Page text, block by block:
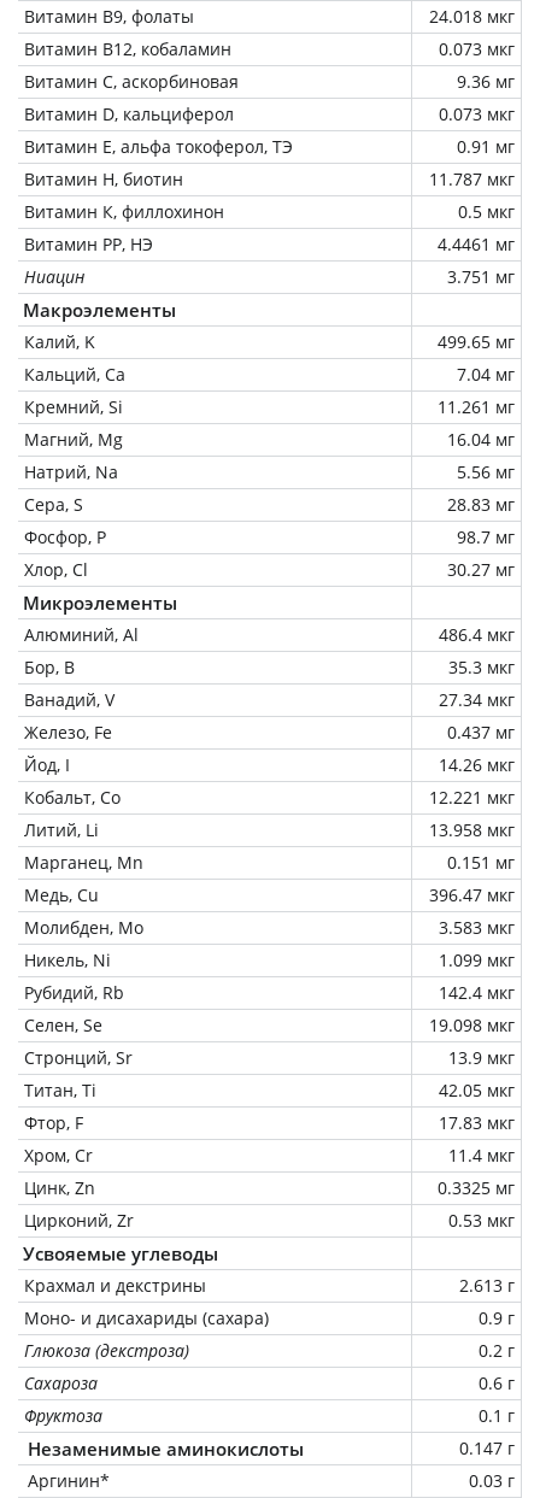
Витамин В9, фолаты
24.018 мкг
Витамин В12, кобаламин
0.073 мкг
Витамин C, аскорбиновая
9.36 мг
Витамин D, кальциферол
0.073 мкг
Витамин Е, альфа токоферол, ТЭ
0.91 мг
Витамин Н, биотин
11.787 мкг
Витамин К, филлохинон
0.5 мкг
Витамин РР, НЭ
4.4461 мг
Ниацин
3.751 мг
Макроэлементы
Калий, K
499.65 мг
Кальций, Ca
7.04 мг
Кремний, Si
11.261 мг
Магний, Mg
16.04 мг
Натрий, Na
5.56 мг
Сера, S
28.83 мг
Фосфор, P
98.7 мг
Хлор, Cl
30.27 мг
Микроэлементы
Алюминий, Al
486.4 мкг
Бор, B
35.3 мкг
Ванадий, V
27.34 мкг
Железо, Fe
0.437 мг
Йод, I
14.26 мкг
Кобальт, Co
12.221 мкг
Литий, Li
13.958 мкг
Марганец, Mn
0.151 мг
Медь, Cu
396.47 мкг
Молибден, Mo
3.583 мкг
Никель, Ni
1.099 мкг
Рубидий, Rb
142.4 мкг
Селен, Se
19.098 мкг
Стронций, Sr
13.9 мкг
Титан, Ti
42.05 мкг
Фтор, F
17.83 мкг
Хром, Cr
11.4 мкг
Цинк, Zn
0.3325 мг
Цирконий, Zr
0.53 мкг
Усвояемые углеводы
Крахмал и декстрины
2.613 г
Моно- и дисахариды (сахара)
0.9 г
Глюкоза (декстроза)
0.2 г
Сахароза
0.6 г
Фруктоза
0.1 г
Незаменимые аминокислоты
0.147 г
Аргинин*
0.03 г